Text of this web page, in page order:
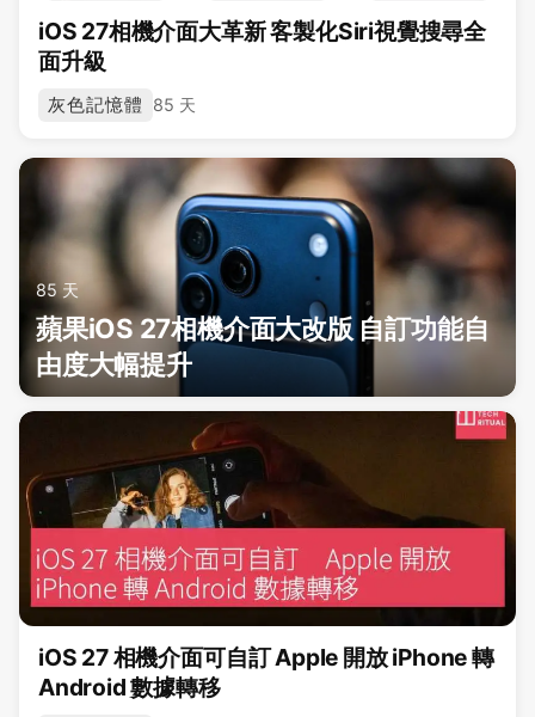
iOS 27相機介面大革新 客製化Siri視覺搜尋全
面升級
灰色記憶體 85 天
85 天
蘋果iOS 27相機介面大改版 自訂功能自
由度大幅提升
iOS 27 相機介面可自訂 Apple 開放 iPhone 轉
Android 數據轉移